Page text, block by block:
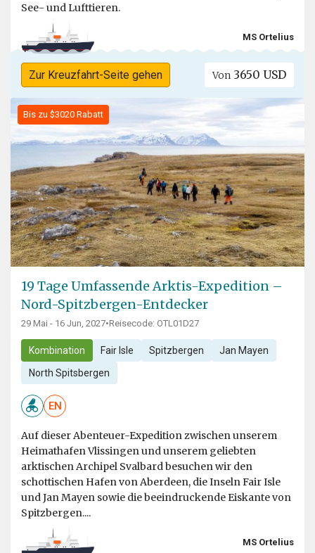
See- und Lufttieren.
MS Ortelius
Zur Kreuzfahrt-Seite gehen Von 3650 USD
Bis zu $3020 Rabatt
19 Tage Umfassende Arktis-Expedition –
Nord-Spitzbergen-Entdecker
29 Mai - 16 Jun, 2027•Reisecode: OTL01D27
Kombination Fair Isle Spitzbergen Jan Mayen
North Spitsbergen
EN
Auf dieser Abenteuer-Expedition zwischen unserem
Heimathafen Vlissingen und unserem geliebten
arktischen Archipel Svalbard besuchen wir den
schottischen Hafen von Aberdeen, die Inseln Fair Isle
und Jan Mayen sowie die beeindruckende Eiskante von
Spitzbergen....
MS Ortelius